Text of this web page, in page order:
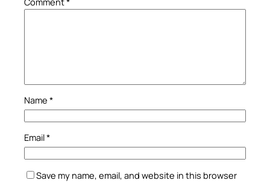
Name *
Email*
Save my name, email, and website in this browser